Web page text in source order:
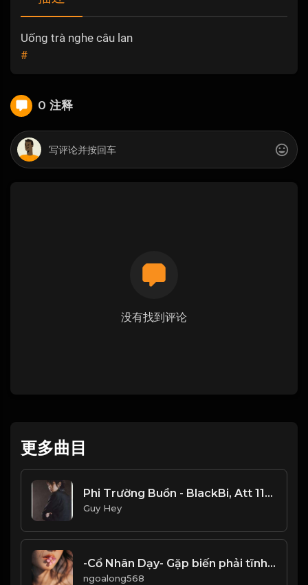
Uống trà nghe câu lan
#
0 注释
没有找到评论
更多曲目
Phi Trường Buồn - BlackBi, Att 117, Bubu Snowy
Guy Hey
-Cổ Nhân Dạy- Gặp biến phải tĩnh, gặp khó phải thay đổi Buông khi bế tắc kiềm chế trong thuận cảnh... đạo_đời
ngoalong568